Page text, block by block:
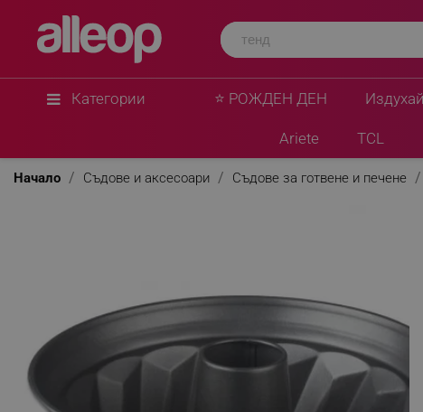
Категории ⭐ РОЖДЕН ДЕН
Ariete TCL
Начало Съдове и аксесоари Съдове за готвене и печене